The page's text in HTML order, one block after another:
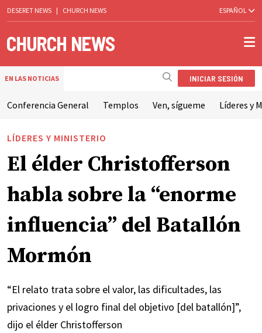
DESERET NEWS | CHURCH NEWS ESPAÑOL
EN LAS NOTICIAS INICIAR SESIÓN
Conferencia General Templos Ven, sígueme Líderes y
LÍDERES Y MINISTERIO
El élder Christofferson
habla sobre la “enorme
influencia” del Batallón
Mormón
“El relato trata sobre el valor, las dificultades, las
privaciones y el logro final del objetivo [del batallón]”,
dijo el élder Christofferson